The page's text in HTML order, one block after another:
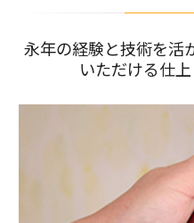
永年の経験と技術を活
いただける仕